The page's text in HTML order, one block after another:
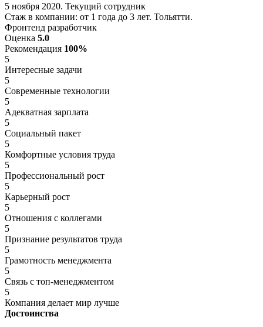
5 ноября 2020. Текущий сотрудник
Стаж в компании: от 1 года до 3 лет. Тольятти.
Фронтенд разработчик
Оценка 5.0
Рекомендация 100%
5
Интересные задачи
5
Современные технологии
5
Адекватная зарплата
5
Социальный пакет
5
Комфортные условия труда
5
Профессиональный рост
5
Карьерный рост
5
Отношения с коллегами
5
Признание результатов труда
5
Грамотность менеджмента
5
Связь с топ-менеджментом
5
Компания делает мир лучше
Достоинства